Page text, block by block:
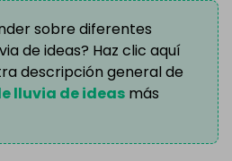
sobre diferentes
de ideas? Haz clic aquí
descripción general de
lluvia de ideasmás